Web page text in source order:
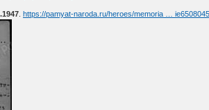
.https://pamyat-naroda.ru/heroes/memoria …